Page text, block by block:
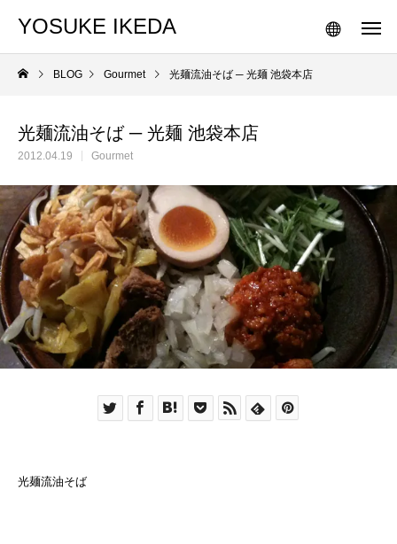
YOSUKE IKEDA
BLOG Gourmet 光麺流油そば ─ 光麺 池袋本店
光麺流油そば ─ 光麺 池袋本店
2012.04.19 Gourmet
光麺流油そば